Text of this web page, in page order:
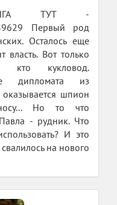
ТУТ -
Первый род
Осталось еще
власть. Вот только
кто кукловод.
дипломата из
шпион
Но то что
- рудник. Что
И это
на нового